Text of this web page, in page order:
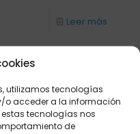
utilizamos tecnologías
o acceder a la información
tecnologías nos
de
Leer más